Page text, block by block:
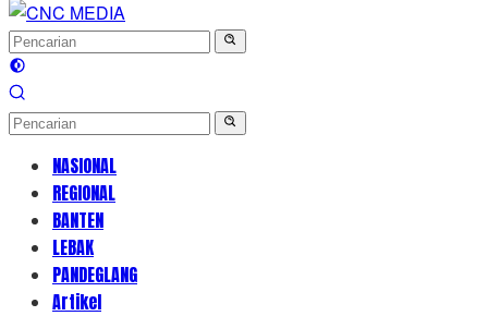
NASIONAL
REGIONAL
BANTEN
LEBAK
PANDEGLANG
Artikel